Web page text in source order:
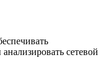
сетевой